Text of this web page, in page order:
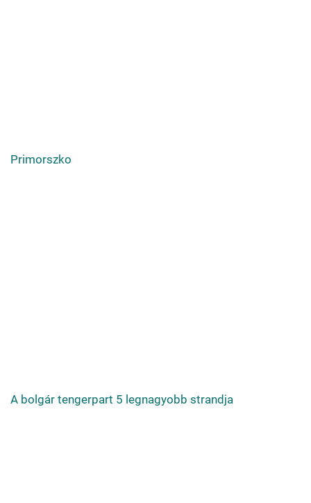
Primorszko
A bolgár tengerpart 5 legnagyobb strandja